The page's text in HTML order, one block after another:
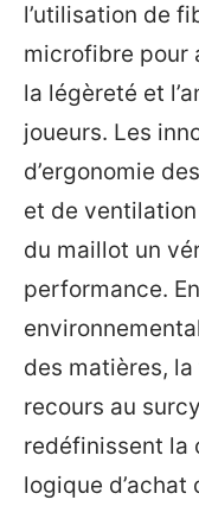
l’utilisation de
microfibre pour
la légèreté et
joueurs. Les
d’ergonomie
et de
du maillot un
performance.
des matières,
recours au
redéfinissent la
logique